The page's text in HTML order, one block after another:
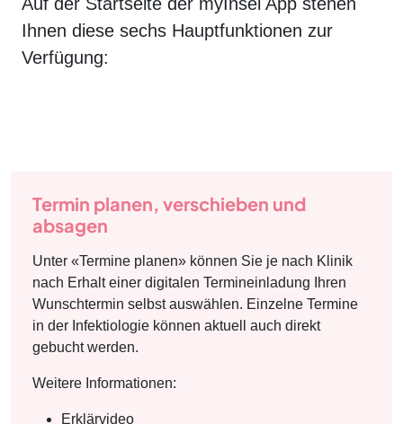
Ihnen diese sechs Hauptfunktionen zur
Verfügung:
Termin planen, verschieben und
absagen
Unter «Termine planen» können Sie je nach Klinik
nach Erhalt einer digitalen Termineinladung Ihren
Wunschtermin selbst auswählen. Einzelne Termine
in der Infektiologie können aktuell auch direkt
gebucht werden.
Weitere Informationen:
Erklärvideo